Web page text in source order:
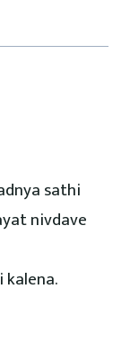
sathi
nivdave